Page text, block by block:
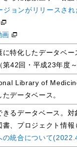
ョンがリリースされ
画
特化したデータベ
42回・平成23年度～
Library of
データベース。
るデータベース。
、プロジェクト情報
統合について